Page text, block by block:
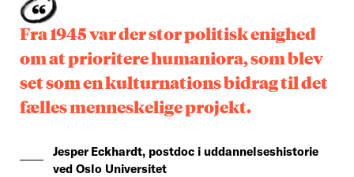
Fra 1945 var der stor politisk enighed
om at prioritere humaniora, som blev
set som en kulturnations bidrag til det
fælles menneskelige projekt.
Jesper Eckhardt, postdoc i uddannelseshistorie
ved Oslo Universitet